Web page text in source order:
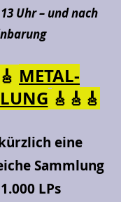
Uhr – und nach
METAL-
🎸🎸🎸
eine
Sammlung
LPs